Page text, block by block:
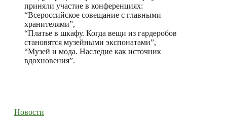
приняли участие в конференциях:
“Всероссийское совещание с главными
хранителями”,
“Платье в шкафу. Когда вещи из гардеробов
становятся музейными экспонатами”,
“Музей и мода. Наследие как источник
вдохновения”.
Новости